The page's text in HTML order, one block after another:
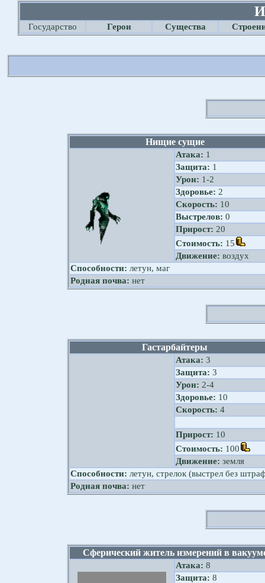
Государство Герои Существа
Нищие сущие
Атака: 1
Защита: 1
Урон: 1-2
Здоровье: 2
Скорость: 10
Выстрелов: 0
Прирост: 20
Стоимость: 15
Движение: воздух
Способности: летун, маг
Родная почва: нет
Гастарбайтеры
Атака: 3
Защита: 3
Урон: 2-4
Здоровье: 10
Скорость: 4
Прирост: 10
Стоимость: 100
Движение: земля
Способности: летун, стрелок (выстрел без
Родная почва: нет
Сферический житель измерений в
Атака: 8
Защита: 8